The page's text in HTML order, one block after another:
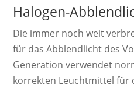
Halogen-
Die immer noch weit
für das Abblendlicht des
Ge­ne­ra­ti­on ver­wendet
kor­rek­ten Leucht­mittel für